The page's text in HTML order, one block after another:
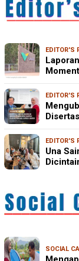
EDITOR'S
EDITOR'S
EDITOR'S
Una
SOCIAL